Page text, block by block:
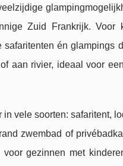
Zuid Frankrijk. Voor
safaritenten én
aan rivier, ideaal voor
vele soorten: safaritent,
zwembad of
voor gezinnen met